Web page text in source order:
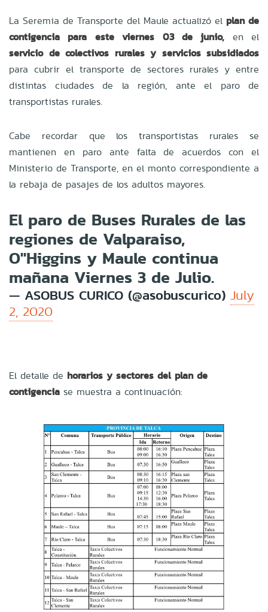
La Seremia de Transporte del Maule actualizó el plan de
contigencia para este viernes 03 de junio, en el
servicio de colectivos rurales y servicios subsidiados
para cubrir el transporte de sectores rurales y entre
distintas ciudades de la región, ante el paro de
transportistas rurales.
Cabe recordar que los transportistas rurales se
mantienen en paro ante falta de acuerdos con el
Ministerio de Transporte, en el monto correspondiente a
la rebaja de pasajes de los adultos mayores.
El paro de Buses Rurales de las
regiones de Valparaiso,
O"Higgins y Maule continua
mañana Viernes 3 de Julio.
— ASOBUS CURICO (@asobuscurico) July
2, 2020
El detalle de horarios y sectores del plan de
contigencia se muestra a continuación: